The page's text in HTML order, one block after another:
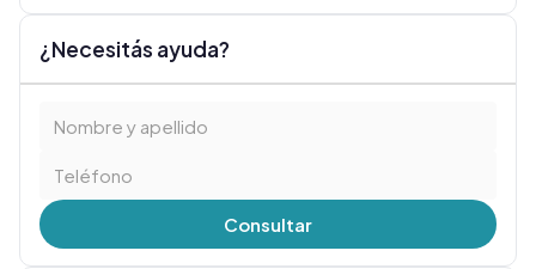
¿Necesitás ayuda?
Consultar